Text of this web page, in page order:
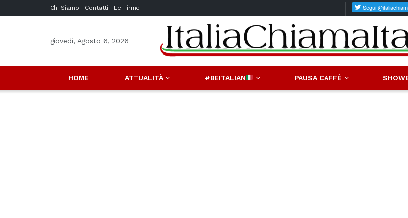
Chi Siamo Contatti Le Firme
giovedì, Agosto 6, 2026
HOME ATTUALITÀ #BEITALIAN PAUSA CAFFÈ